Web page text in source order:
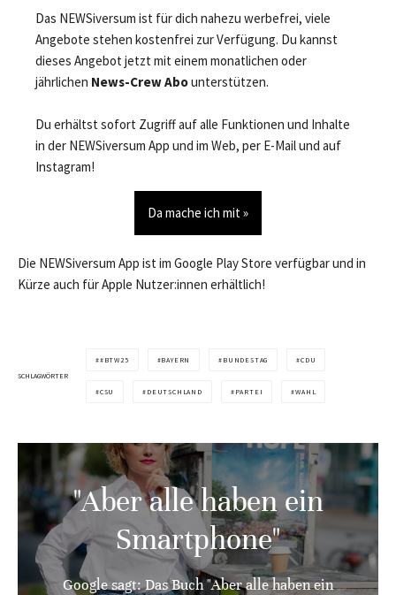
Das NEWSiversum ist für dich nahezu werbefrei, viele
Angebote stehen kostenfrei zur Verfügung. Du kannst
dieses Angebot jetzt mit einem monatlichen oder
jährlichen News-Crew Abounterstützen.
Du erhältst sofort Zugriff auf alle Funktionen und Inhalte
in der NEWSiversum App und im Web, per E-Mail und auf
Instagram!
Da mache ich mit »
Die NEWSiversum App ist im Google Play Store verfügbar und in
Kürze auch für Apple Nutzer:innen erhältlich!
SCHLAGWÖRTER
#BTW25 BAYERN BUNDESTAG CDU
CSU DEUTSCHLAND PARTEI WAHL
"Aber alle haben ein
Smartphone"
Google sagt: Das Buch "Aber alle haben ein